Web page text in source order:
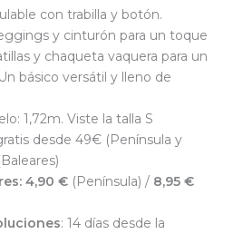
con trabilla y botón.
y cinturón para un toque
y chaqueta vaquera para un
básico versátil y lleno de
1,72m. Viste la talla S
desde 49€ (Península y
4,90 €(Península) / 8,95 €
: 14 días desde la